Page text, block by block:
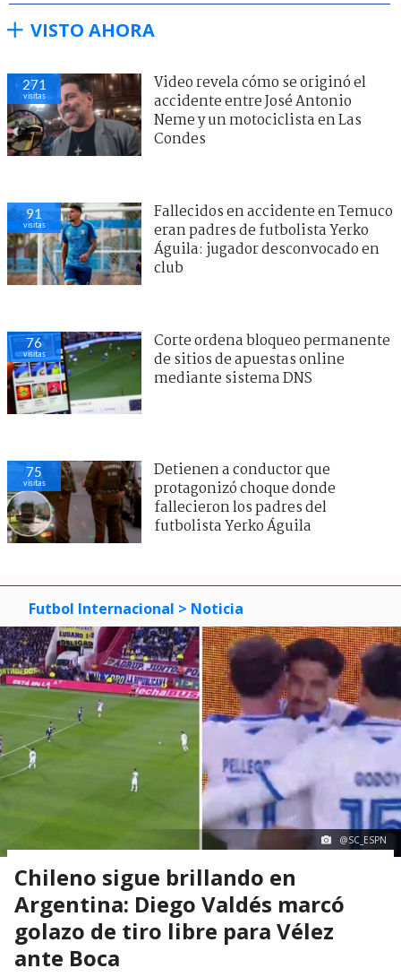
VISTO AHORA
271
visitas
Video revela cómo se originó el
accidente entre José Antonio
Neme y un motociclista en Las
Condes
91
visitas
Fallecidos en accidente en Temuco
eran padres de futbolista Yerko
Águila: jugador desconvocado en
club
76
visitas
Corte ordena bloqueo permanente
de sitios de apuestas online
mediante sistema DNS
75
visitas
Detienen a conductor que
protagonizó choque donde
fallecieron los padres del
futbolista Yerko Águila
Futbol Internacional > Noticia
@SC_ESPN
Chileno sigue brillando en
Argentina: Diego Valdés marcó
golazo de tiro libre para Vélez
ante Boca